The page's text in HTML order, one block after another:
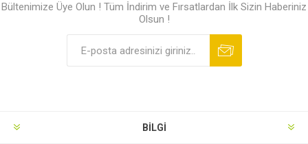
Bültenimize Üye Olun ! Tüm İndirim ve Fırsatlardan İlk Sizin Haberiniz
Olsun !
BILGI